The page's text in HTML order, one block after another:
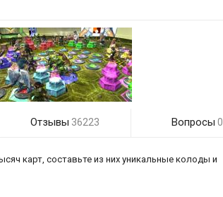
Отзывы 36223 Вопросы 0
карт, составьте из них уникальные колоды и